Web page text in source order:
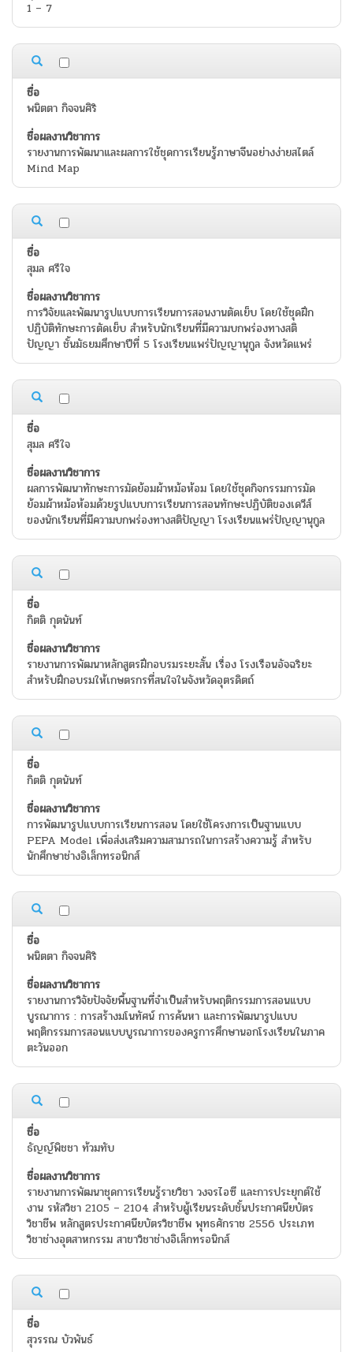
1 – 7
พนิตตา กิจจนศิริ
รายงานการพัฒนาและผลการใช้ชุดการเรียนรู้ภาษาจีนอย่างง่ายสไตล์
Mind Map
สุมล ศรีใจ
การวิจัยและพัฒนารูปแบบการเรียนการสอนงานตัดเย็บ โดยใช้ชุดฝึก
ปฏิบัติทักษะการตัดเย็บ สำหรับนักเรียนที่มีความบกพร่องทางสติ
ปัญญา ชั้นมัธยมศึกษาปีที่ 5 โรงเรียนแพร่ปัญญานุกูล จังหวัดแพร่
สุมล ศรีใจ
ผลการพัฒนาทักษะการมัดย้อมผ้าหม้อห้อม โดยใช้ชุดกิจกรรมการมัด
ย้อมผ้าหม้อห้อมด้วยรูปแบบการเรียนการสอนทักษะปฏิบัติของเดวีส์
ของนักเรียนที่มีความบกพร่องทางสติปัญญา โรงเรียนแพร่ปัญญานุกูล
กิตติ กุตนันท์
รายงานการพัฒนาหลักสูตรฝึกอบรมระยะสั้น เรื่อง โรงเรือนอัจฉริยะ
สำหรับฝึกอบรมให้เกษตรกรที่สนใจในจังหวัดอุตรดิตถ์
กิตติ กุตนันท์
การพัฒนารูปแบบการเรียนการสอน โดยใช้โครงการเป็นฐานแบบ
PEPA Model เพื่อส่งเสริมความสามารถในการสร้างความรู้ สำหรับ
นักศึกษาช่างอิเล็กทรอนิกส์
พนิตตา กิจจนศิริ
รายงานการวิจัยปัจจัยพื้นฐานที่จำเป็นสำหรับพฤติกรรมการสอนแบบ
บูรณาการ : การสร้างมโนทัศน์ การค้นหา และการพัฒนารูปแบบ
พฤติกรรมการสอนแบบบูรณาการของครูการศึกษานอกโรงเรียนในภาค
ตะวันออก
ธัญญ์พิชชา ท้วมทับ
รายงานการพัฒนาชุดการเรียนรู้รายวิชา วงจรไอซี และการประยุกต์ใช้
งาน รหัสวิชา 2105 – 2104 สำหรับผู้เรียนระดับชั้นประกาศนียบัตร
วิชาชีพ หลักสูตรประกาศนียบัตรวิชาชีพ พุทธศักราช 2556 ประเภท
วิชาช่างอุตสาหกรรม สาขาวิชาช่างอิเล็กทรอนิกส์
สุวรรณ บัวพันธ์